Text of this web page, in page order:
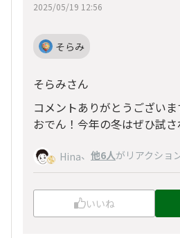
2025/05/19 12:56
そらみ
そらみさん
コメントありがとうございま
おでん！今年の冬はぜひ試さ
Hina、 他6人がリアクショ
いいね